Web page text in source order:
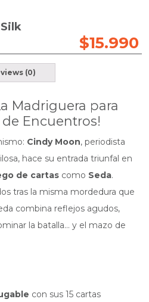
$15.990
(0)
Madriguera para
Encuentros!
Cindy Moon, periodista
hace su entrada triunfal en
de cartas como Seda.
tras la misma mordedura que
combina reflejos agudos,
la batalla… y el mazo de
con sus 15 cartas